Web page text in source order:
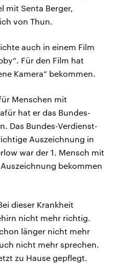
mit Senta Berger,
von Thun.
auch in einem Film
Für den Film hat
Kamera“ bekommen.
Menschen mit
hat er das Bundes-
Das Bundes-Verdienst-
Auszeichnung in
war der 1. Mensch mit
bekommen
dieser Krankheit
nicht mehr richtig.
länger nicht mehr
nicht mehr sprechen.
zu Hause gepflegt.